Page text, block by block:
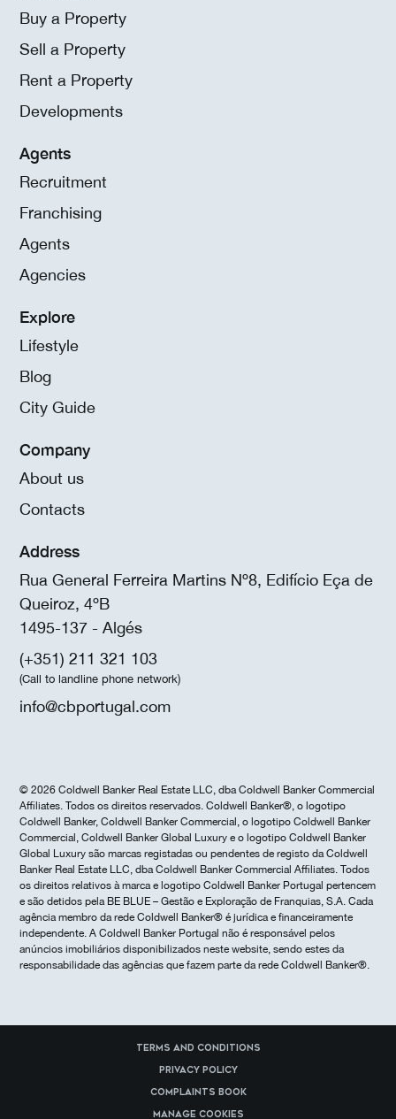
Buy a Property
Sell a Property
Rent a Property
Developments
Agents
Recruitment
Franchising
Agents
Agencies
Explore
Lifestyle
Blog
City Guide
Company
About us
Contacts
Address
Rua General Ferreira Martins Nº8, Edifício Eça de
Queiroz, 4ºB
1495-137 - Algés
(+351) 211 321 103
(Call to landline phone network)
info@cbportugal.com
© 2026 Coldwell Banker Real Estate LLC, dba Coldwell Banker Commercial
Affiliates. Todos os direitos reservados. Coldwell Banker®, o logotipo
Coldwell Banker, Coldwell Banker Commercial, o logotipo Coldwell Banker
Commercial, Coldwell Banker Global Luxury e o logotipo Coldwell Banker
Global Luxury são marcas registadas ou pendentes de registo da Coldwell
Banker Real Estate LLC, dba Coldwell Banker Commercial Affiliates. Todos
os direitos relativos à marca e logotipo Coldwell Banker Portugal pertencem
e são detidos pela BE BLUE – Gestão e Exploração de Franquias, S.A. Cada
agência membro da rede Coldwell Banker® é jurídica e financeiramente
independente. A Coldwell Banker Portugal não é responsável pelos
anúncios imobiliários disponibilizados neste website, sendo estes da
responsabilidade das agências que fazem parte da rede Coldwell Banker®.
Terms and Conditions
Privacy Policy
Complaints Book
Manage cookies